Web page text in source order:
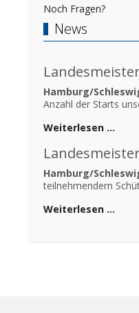
Noch Fragen?
News
Hamburg/
Anzahl der Starts
Weiterlesen …
Hamburg/
teilnehmendern
Weiterlesen …